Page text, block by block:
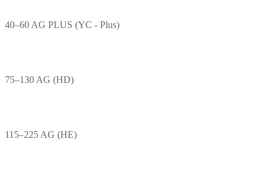
40–60 AG PLUS (YC - Plus)
75–130 AG (HD)
115–225 AG (HE)